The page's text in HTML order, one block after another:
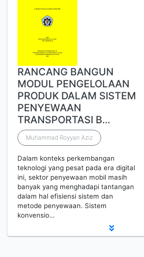
RANCANG BANGUN
MODUL PENGELOLAAN
PRODUK DALAM SISTEM
PENYEWAAN
TRANSPORTASI B…
Muhammad Royyan Aziz
Dalam konteks perkembangan
teknologi yang pesat pada era digital
ini, sektor penyewaan mobil masih
banyak yang menghadapi tantangan
dalam hal efisiensi sistem dan
metode penyewaan. Sistem
konvensio…